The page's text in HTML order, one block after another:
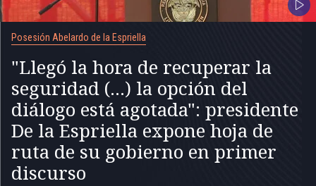
Posesión Abelardo de la Espriella
"Llegó la hora de recuperar la
seguridad (...) la opción del
diálogo está agotada": presidente
De la Espriella expone hoja de
ruta de su gobierno en primer
discurso